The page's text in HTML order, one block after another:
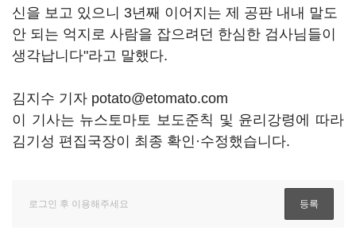
신을 보고 있으니 3년째 이어지는 제 공판 내내 말도
안 되는 억지로 사람을 잡으려던 한심한 검사님들이
생각납니다"라고 말했다.
김지수 기자 potato@etomato.com
이 기사는 뉴스토마토 보도준칙 및 윤리강령에 따라
김기성 편집국장이 최종 확인·수정했습니다.